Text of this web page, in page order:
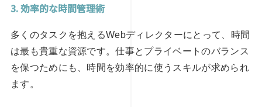
3. 効率的な時間管理術
多くのタスクを抱えるWebディレクターにとって、時間
は最も貴重な資源です。仕事とプライベートのバランス
を保つためにも、時間を効率的に使うスキルが求められ
ます。